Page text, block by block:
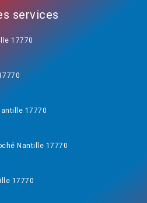
services
17770
17770
Nantille 17770
17770